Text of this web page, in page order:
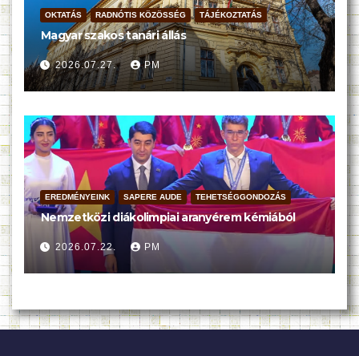
OKTATÁS RADNÓTIS KÖZÖSSÉG TÁJÉKOZTATÁS
Magyar szakos tanári állás
2026.07.27. PM
EREDMÉNYEINK SAPERE AUDE TEHETSÉGGONDOZÁS
Nemzetközi diákolimpiai aranyérem kémiából
2026.07.22. PM